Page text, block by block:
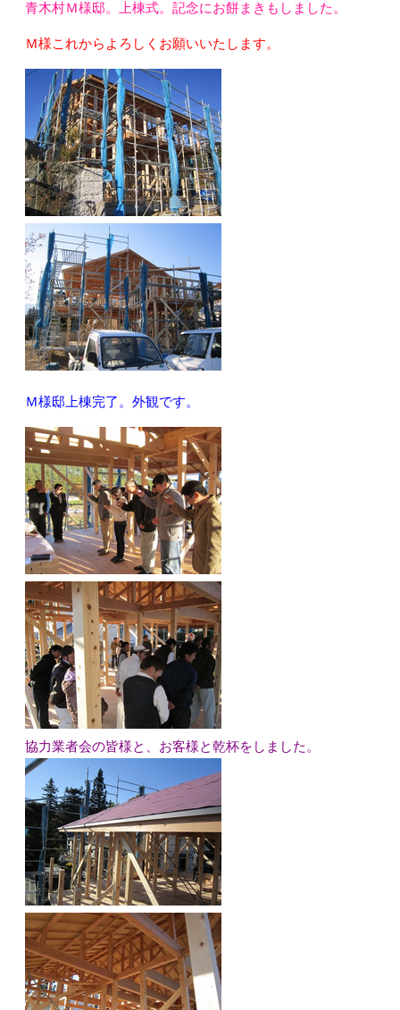
青木村Ｍ様邸。上棟式。記念にお餅まきもしました。
Ｍ様これからよろしくお願いいたします。
Ｍ様邸上棟完了。外観です。
協力業者会の皆様と、お客様と乾杯をしました。